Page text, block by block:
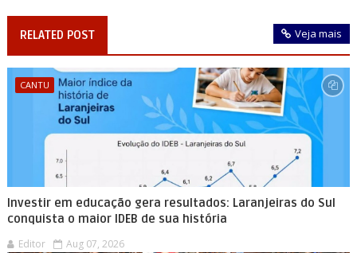
RELATED POST Veja mais
CANTU
Investir em educação gera resultados: Laranjeiras do Sul
conquista o maior IDEB de sua história
Editor Aug 07, 2026